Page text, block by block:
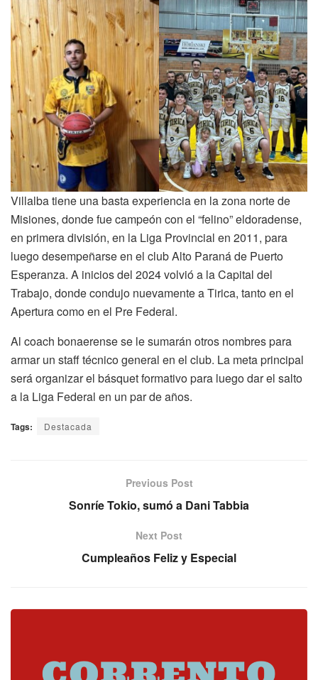
Villalba tiene una basta experiencia en la zona norte de
Misiones, donde fue campeón con el “felino” eldoradense,
en primera división, en la Liga Provincial en 2011, para
luego desempeñarse en el club Alto Paraná de Puerto
Esperanza. A inicios del 2024 volvió a la Capital del
Trabajo, donde condujo nuevamente a Tirica, tanto en el
Apertura como en el Pre Federal.
Al coach bonaerense se le sumarán otros nombres para
armar un staff técnico general en el club. La meta principal
será organizar el básquet formativo para luego dar el salto
a la Liga Federal en un par de años.
Tags: Destacada
Previous Post
Sonríe Tokio, sumó a Dani Tabbia
Next Post
Cumpleaños Feliz y Especial